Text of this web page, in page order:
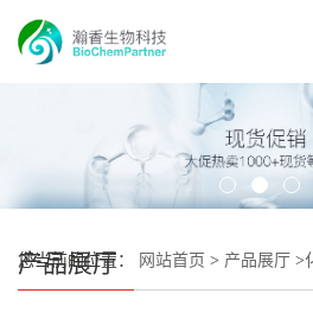
产品展厅
您当前的位置： 网站首页 > 产品展厅 >